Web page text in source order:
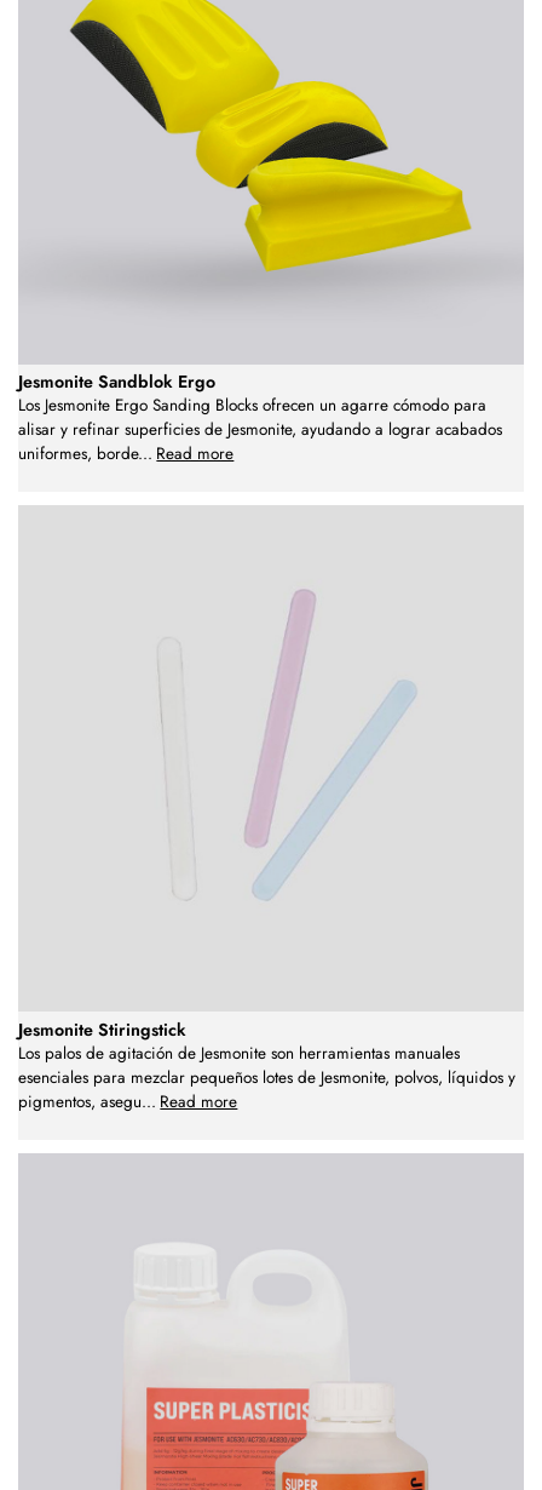
Jesmonite Sandblok Ergo
Los Jesmonite Ergo Sanding Blocks ofrecen un agarre cómodo para
alisar y refinar superficies de Jesmonite, ayudando a lograr acabados
uniformes, borde... Read more
Jesmonite Stiringstick
Los palos de agitación de Jesmonite son herramientas manuales
esenciales para mezclar pequeños lotes de Jesmonite, polvos, líquidos y
pigmentos, asegu... Read more